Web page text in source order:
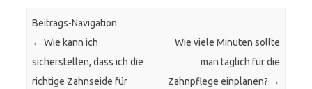
Beitrags-Navigation
← Wie kann ich
sicherstellen, dass ich die
richtige Zahnseide für
Wie viele Minuten sollte
man täglich für die
Zahnpflege einplanen? →